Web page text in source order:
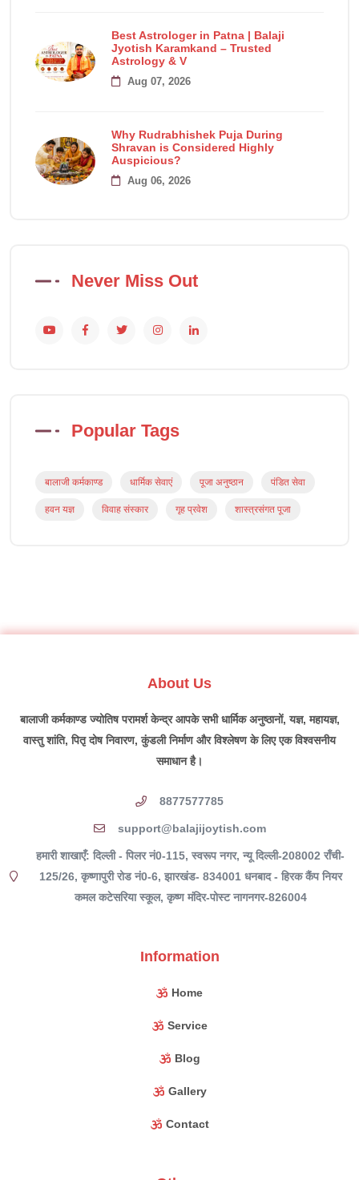
Best Astrologer in Patna | Balaji
Jyotish Karamkand – Trusted
Astrology & V
Aug 07, 2026
Why Rudrabhishek Puja During
Shravan is Considered Highly
Auspicious?
Aug 06, 2026
Never Miss Out
Popular Tags
बालाजी कर्मकाण्ड धार्मिक सेवाएं पूजा अनुष्ठान पंडित सेवा
हवन यज्ञ विवाह संस्कार गृह प्रवेश शास्त्रसंगत पूजा
About Us
बालाजी कर्मकाण्ड ज्योतिष परामर्श केन्द्र आपके सभी धार्मिक अनुष्ठानों, यज्ञ, महायज्ञ,
वास्तु शांति, पितृ दोष निवारण, कुंडली निर्माण और विश्लेषण के लिए एक विश्वसनीय
समाधान है।
8877577785
support@balajijoytish.com
हमारी शाखाएँ: दिल्ली - पिलर नं0-115, स्वरूप नगर, न्यू दिल्ली-208002 राँची-
125/26, कृष्णापुरी रोड नं0-6, झारखंड- 834001 धनबाद - हिरक कैंप नियर
कमल कटेसरिया स्कूल, कृष्ण मंदिर-पोस्ट नागनगर-826004
Information
Home
Service
Blog
Gallery
Contact